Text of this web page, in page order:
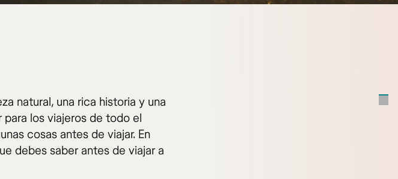
natural, una rica historia y una
para los viajeros de todo el
cosas antes de viajar. En
debes saber antes de viajar a